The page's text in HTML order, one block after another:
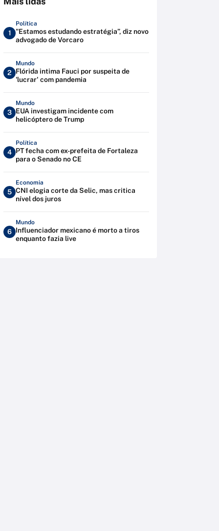
1
Política
"Estamos estudando estratégia”, diz novo
advogado de Vorcaro
2
Mundo
Flórida intima Fauci por suspeita de
'lucrar' com pandemia
3
Mundo
EUA investigam incidente com
helicóptero de Trump
4
Política
PT fecha com ex-prefeita de Fortaleza
para o Senado no CE
5
Economia
CNI elogia corte da Selic, mas critica
nível dos juros
6
Mundo
Influenciador mexicano é morto a tiros
enquanto fazia live